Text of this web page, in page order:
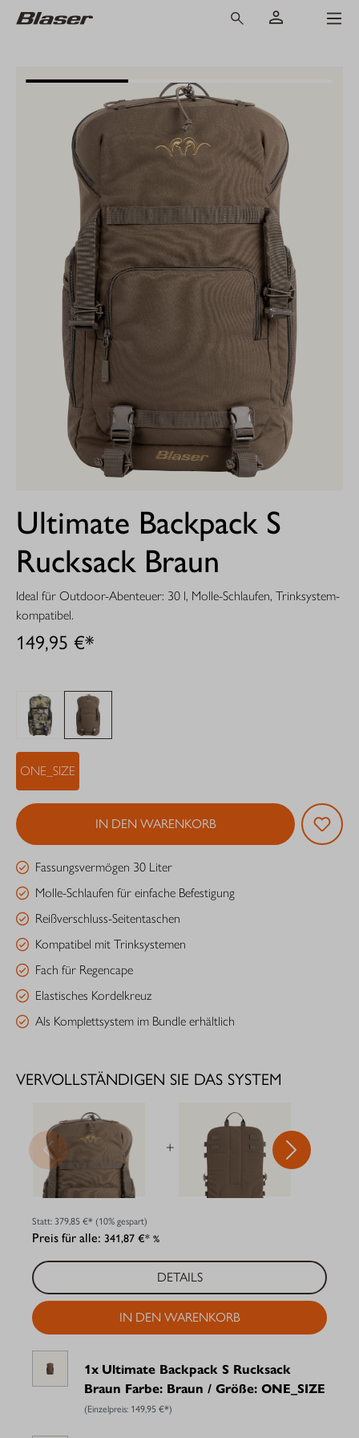
Ultimate Backpack S
Rucksack Braun
Ideal für Outdoor-Abenteuer: 30 l, Molle-Schlaufen, Trinksystem-
kompatibel.
149,95 €*
ONE_SIZE
IN DEN WARENKORB
Fassungsvermögen 30 Liter
Molle-Schlaufen für einfache Befestigung
Reißverschluss-Seitentaschen
Kompatibel mit Trinksystemen
Fach für Regencape
Elastisches Kordelkreuz
Als Komplettsystem im Bundle erhältlich
VERVOLLSTÄNDIGEN SIE DAS SYSTEM
+
Statt: 379,85 €* (10% gespart)
Preis für alle: 341,87 €* %
DETAILS
IN DEN WARENKORB
1x Ultimate Backpack S Rucksack
Braun Farbe: Braun / Größe: ONE_SIZE
(Einzelpreis: 149,95 €*)